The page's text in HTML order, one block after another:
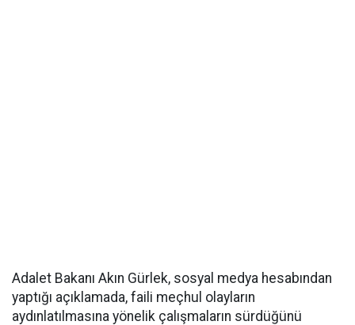
Adalet Bakanı Akın Gürlek, sosyal medya hesabından
yaptığı açıklamada, faili meçhul olayların
aydınlatılmasına yönelik çalışmaların sürdüğünü